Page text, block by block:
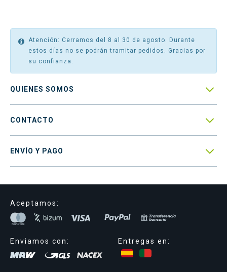
Atención: Cerramos del 8 al 30 de agosto. Durante
estos días no se podrán tramitar pedidos. Gracias por
su confianza.
QUIENES SOMOS 
CONTACTO 
ENVÍO Y PAGO 
Aceptamos:
Enviamos con: Entregas en: